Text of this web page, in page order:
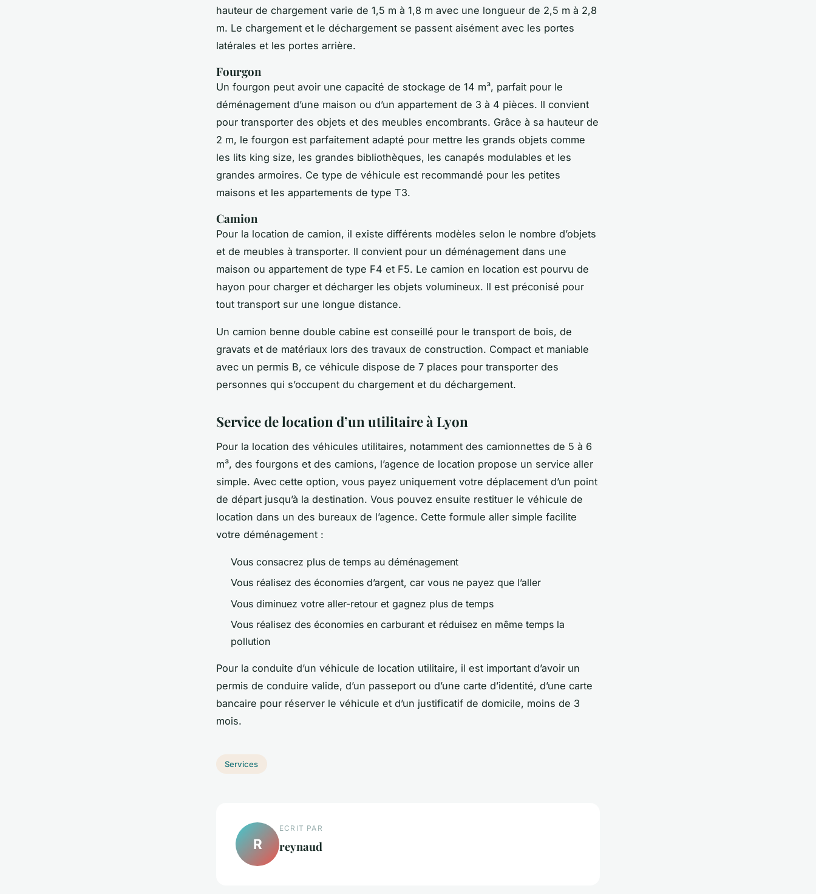
hauteur de chargement varie de 1,5 m à 1,8 m avec une longueur de 2,5 m à 2,8
m. Le chargement et le déchargement se passent aisément avec les portes
latérales et les portes arrière.
Fourgon
Un fourgon peut avoir une capacité de stockage de 14 m³, parfait pour le
déménagement d’une maison ou d’un appartement de 3 à 4 pièces. Il convient
pour transporter des objets et des meubles encombrants. Grâce à sa hauteur de
2 m, le fourgon est parfaitement adapté pour mettre les grands objets comme
les lits king size, les grandes bibliothèques, les canapés modulables et les
grandes armoires. Ce type de véhicule est recommandé pour les petites
maisons et les appartements de type T3.
Camion
Pour la location de camion, il existe différents modèles selon le nombre d’objets
et de meubles à transporter. Il convient pour un déménagement dans une
maison ou appartement de type F4 et F5. Le camion en location est pourvu de
hayon pour charger et décharger les objets volumineux. Il est préconisé pour
tout transport sur une longue distance.
Un camion benne double cabine est conseillé pour le transport de bois, de
gravats et de matériaux lors des travaux de construction. Compact et maniable
avec un permis B, ce véhicule dispose de 7 places pour transporter des
personnes qui s’occupent du chargement et du déchargement.
Service de location d’un utilitaire à Lyon
Pour la location des véhicules utilitaires, notamment des camionnettes de 5 à 6
m³, des fourgons et des camions, l’agence de location propose un service aller
simple. Avec cette option, vous payez uniquement votre déplacement d’un point
de départ jusqu’à la destination. Vous pouvez ensuite restituer le véhicule de
location dans un des bureaux de l’agence. Cette formule aller simple facilite
votre déménagement :
Vous consacrez plus de temps au déménagement
Vous réalisez des économies d’argent, car vous ne payez que l’aller
Vous diminuez votre aller-retour et gagnez plus de temps
Vous réalisez des économies en carburant et réduisez en même temps la
pollution
Pour la conduite d’un véhicule de location utilitaire, il est important d’avoir un
permis de conduire valide, d’un passeport ou d’une carte d’identité, d’une carte
bancaire pour réserver le véhicule et d’un justificatif de domicile, moins de 3
mois.
Services
R
ECRIT PAR
reynaud